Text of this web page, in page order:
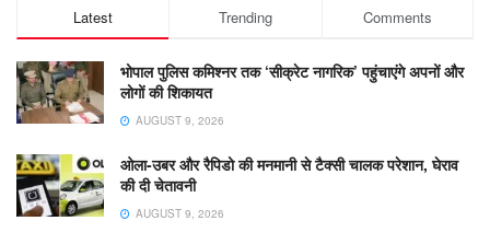
Latest Trending Comments
भोपाल पुलिस कमिश्नर तक ‘सीक्रेट नागरिक’ पहुंचाएंगे अपनों और
लोगों की शिकायत
AUGUST 9, 2026
ओला-उबर और रैपिडो की मनमानी से टैक्सी चालक परेशान, घेराव
की दी चेतावनी
AUGUST 9, 2026